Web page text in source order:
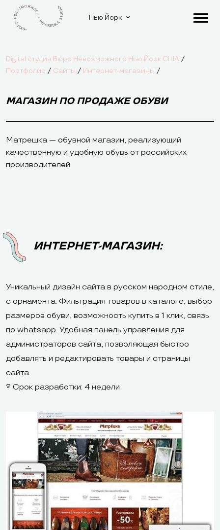
Нью Йорк
Digital студия Бюро Невозможного Нью Йорк США /
Портфолио / Сайты / Интернет-магазины /
МАГАЗИН ПО ПРОДАЖЕ ОБУВИ
Матрешка — обувной магазин, реализующий
качественную и удобную обувь от российских
производителей
ИНТЕРНЕТ-МАГАЗИН:
Уникальный дизайн сайта в русском народном стиле,
с орнамента. Фильтрация товаров в каталоге, выбор
размеров обуви, возможность купить в 1 клик, связь
по whatsapp. Удобная панель управления для
администраторов сайта, позволяющая быстро
добавлять и редактировать товары и страницы
сайта.
? Срок разработки: 4 недели